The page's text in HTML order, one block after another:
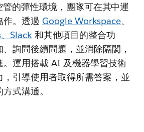
的彈性環境，團隊可在其中運
作。透過 Google Workspace、
、 Slack和其他項目的整合功
詢問後續問題，並消除隔閡，
。運用搭載 AI 及機器學習技術
，引導使用者取得所需答案，並
式溝通。